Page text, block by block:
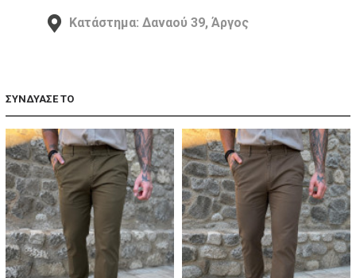
Κατάστημα: Δαναού 39, Άργος
ΣΥΝΔΥΑΣΕ ΤΟ